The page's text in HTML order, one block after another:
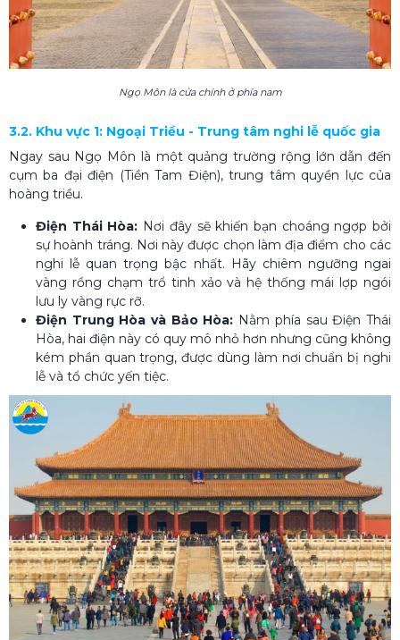
Ngọ Môn là cửa chính ở phía nam
3.2. Khu vực 1: Ngoại Triều - Trung tâm nghi lễ quốc gia
Ngay sau Ngọ Môn là một quảng trường rộng lớn dẫn đến
cụm ba đại điện (Tiền Tam Điện), trung tâm quyền lực của
hoàng triều.
Điện Thái Hòa: Nơi đây sẽ khiến bạn choáng ngợp bởi
sự hoành tráng. Nơi này được chọn làm địa điểm cho các
nghi lễ quan trọng bậc nhất. Hãy chiêm ngưỡng ngai
vàng rồng chạm trổ tinh xảo và hệ thống mái lợp ngói
lưu ly vàng rực rỡ.
Điện Trung Hòa và Bảo Hòa: Nằm phía sau Điện Thái
Hòa, hai điện này có quy mô nhỏ hơn nhưng cũng không
kém phần quan trọng, được dùng làm nơi chuẩn bị nghi
lễ và tổ chức yến tiệc.